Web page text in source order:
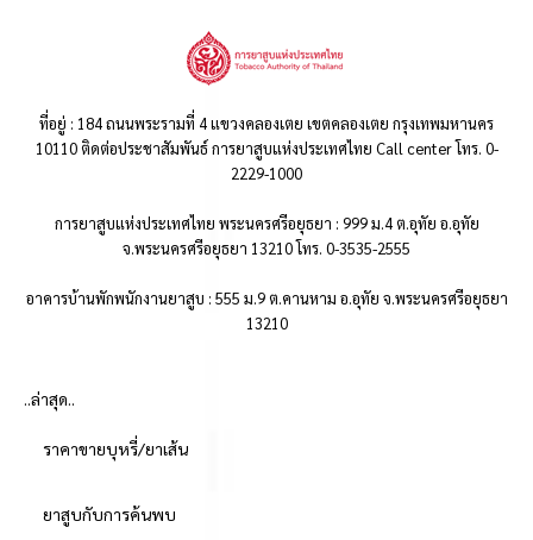
ที่อยู่ : 184 ถนนพระรามที่ 4 แขวงคลองเตย เขตคลองเตย กรุงเทพมหานคร
10110 ติดต่อประชาสัมพันธ์ การยาสูบแห่งประเทศไทย Call center โทร. 0-
2229-1000
การยาสูบแห่งประเทศไทย พระนครศรีอยุธยา : 999 ม.4 ต.อุทัย อ.อุทัย
จ.พระนครศรีอยุธยา 13210 โทร. 0-3535-2555
อาคารบ้านพักพนักงานยาสูบ : 555 ม.9 ต.คานหาม อ.อุทัย จ.พระนครศรีอยุธยา
13210
..ล่าสุด..
ราคาขายบุหรี่/ยาเส้น
ยาสูบกับการค้นพบ